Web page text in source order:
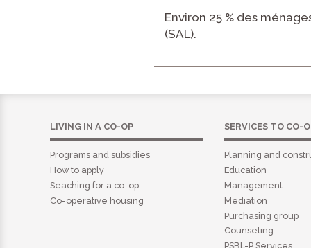
Environ 25 % des
(SAL).
LIVING IN A CO-OP
Programs and subsidies
How to apply
Seaching for a co-op
Co-operative housing
SERVICES TO CO-
Planning and
Education
Management
Mediation
Purchasing group
Counseling
PSBL-P Services